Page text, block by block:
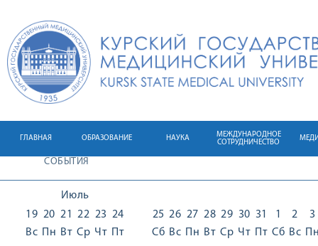
ГЛАВНАЯ ОБРАЗОВАНИЕ НАУКА
МЕЖДУНАРОДНОЕ
СОТРУДНИЧЕСТВО
СОБЫТИЯ
Июль
19
Вс
20
Пн
21
Вт
22
Ср
23
Чт
24
Пт
25
Сб
26
Вс
27
Пн
28
Вт
29
Ср
30
Чт
31
Пт
1
Сб
2
Вс
3